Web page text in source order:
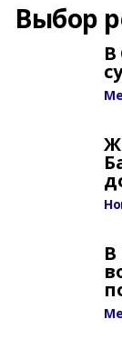
Выбор
В
В